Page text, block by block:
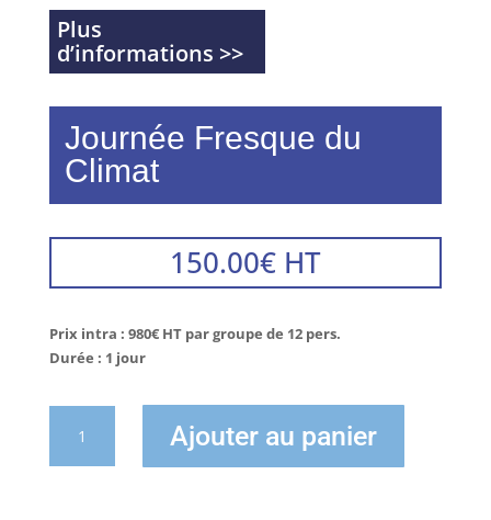
Plus
d’informations >>
Journée Fresque du
Climat
150.00€ HT
Prix intra : 980€ HT par groupe de 12 pers.
Durée : 1 jour
Journée
Ajouter au panier